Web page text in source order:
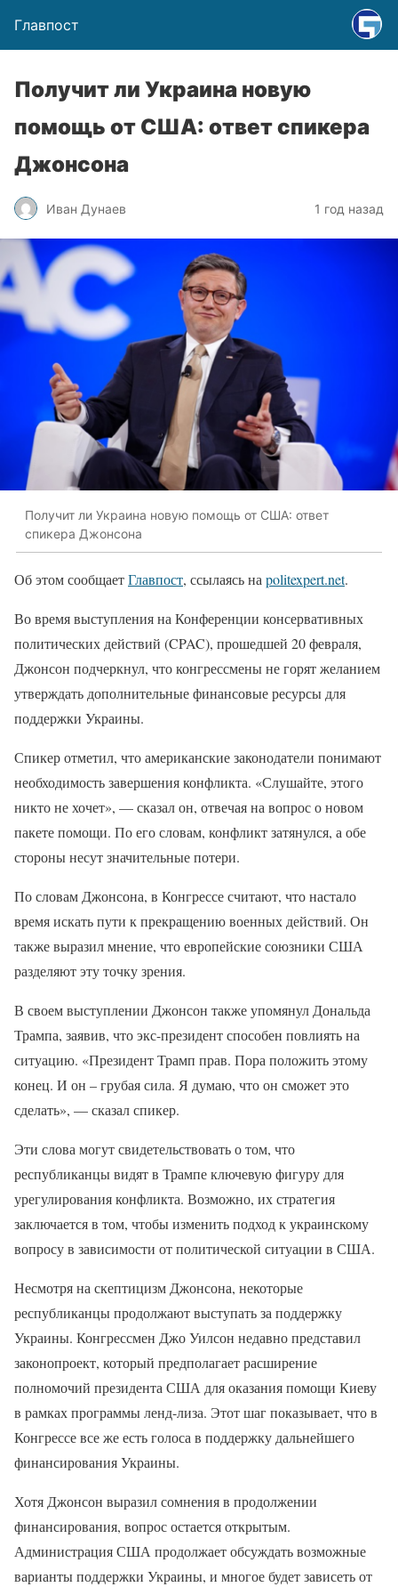
Главпост
Получит ли Украина новую
помощь от США: ответ спикера
Джонсона
Иван Дунаев 1 год назад
Получит ли Украина новую помощь от США: ответ
спикера Джонсона
Об этом сообщаетГлавпост, ссылаясь наpolitexpert.net.
Во время выступления на Конференции консервативных
политических действий (CPAC), прошедшей 20 февраля,
Джонсон подчеркнул, что конгрессмены не горят желанием
утверждать дополнительные финансовые ресурсы для
поддержки Украины.
Спикер отметил, что американские законодатели понимают
необходимость завершения конфликта. «Слушайте, этого
никто не хочет», — сказал он, отвечая на вопрос о новом
пакете помощи. По его словам, конфликт затянулся, а обе
стороны несут значительные потери.
По словам Джонсона, в Конгрессе считают, что настало
время искать пути к прекращению военных действий. Он
также выразил мнение, что европейские союзники США
разделяют эту точку зрения.
В своем выступлении Джонсон также упомянул Дональда
Трампа, заявив, что экс-президент способен повлиять на
ситуацию. «Президент Трамп прав. Пора положить этому
конец. И он – грубая сила. Я думаю, что он сможет это
сделать», — сказал спикер.
Эти слова могут свидетельствовать о том, что
республиканцы видят в Трампе ключевую фигуру для
урегулирования конфликта. Возможно, их стратегия
заключается в том, чтобы изменить подход к украинскому
вопросу в зависимости от политической ситуации в США.
Несмотря на скептицизм Джонсона, некоторые
республиканцы продолжают выступать за поддержку
Украины. Конгрессмен Джо Уилсон недавно представил
законопроект, который предполагает расширение
полномочий президента США для оказания помощи Киеву
в рамках программы ленд-лиза. Этот шаг показывает, что в
Конгрессе все же есть голоса в поддержку дальнейшего
финансирования Украины.
Хотя Джонсон выразил сомнения в продолжении
финансирования, вопрос остается открытым.
Администрация США продолжает обсуждать возможные
варианты поддержки Украины, и многое будет зависеть от